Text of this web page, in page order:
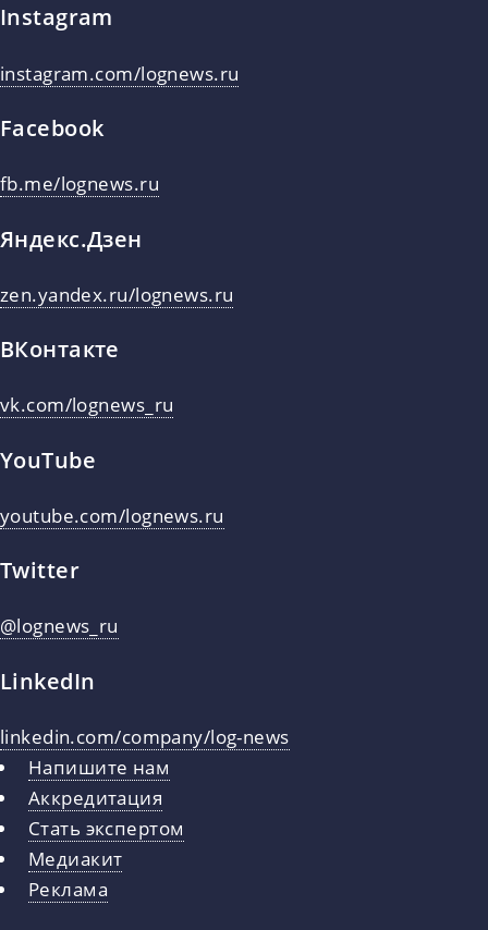
Instagram
instagram.com/lognews.ru
Facebook
fb.me/lognews.ru
Яндекс.Дзен
zen.yandex.ru/lognews.ru
ВКонтакте
vk.com/lognews_ru
YouTube
youtube.com/lognews.ru
Twitter
@lognews_ru
LinkedIn
linkedin.com/company/log-news
Напишите нам
Аккредитация
Стать экспертом
Медиакит
Реклама